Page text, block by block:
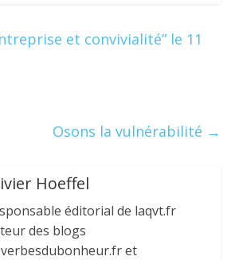
e get convivialité” le 11
Osons la vulnérabilité →
Hoeffel
éditorial de laqvt.fr
des blogs
et